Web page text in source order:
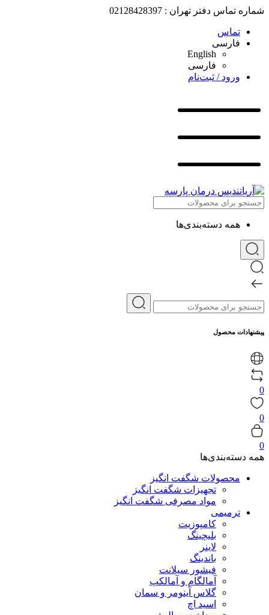
شماره تماس دفتر تهران : 02128428397
تماس
فارسی
English
فارسی
ورود / ثبت‌نام
همه دسته‌بندی‌ها
پیشنهادات محصول
0
0
0
همه دسته‌بندی‌ها
محصولات شگفت انگیز
تجهیزات شگفت انگیز
مواد مصرفی شگفت انگیز
ترمیمی
کامپوزیت
بلیچینگ
لاینر
باندینگ
فیشور سیلانت
آمالگام و آمالکپ
گلاس آینومر و سمان
اسید اچ